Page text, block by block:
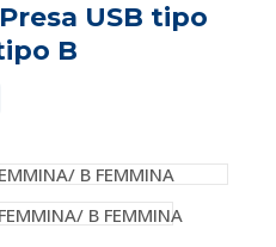
USB tipo
B